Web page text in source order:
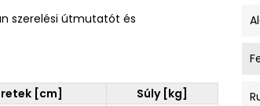
szerelési útmutatót és
[cm]
Súly [kg]